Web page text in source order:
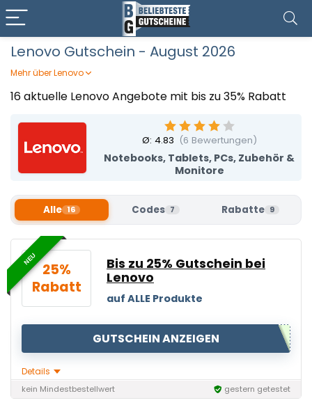
Lenovo Gutschein - August 2026
Mehr über Lenovo
Innovative Technik und herausragende Leistung – bei
Lenovo entdeckt ihr eine breite Palette an High-End-
Geräten! Vom ultradünnen Laptop über leistungsstarke
PCs bis hin zu flexiblen Tablets bietet der Shop moderne
Lösungen für Arbeit, Gaming und Unterhaltung. Auch
hochwertiges Zubehör und smarte Technologien sind Teil
des Sortiments. Sichert euch jetzt einen Lenovo Gutschein
Technik zu unschlagbaren Preisen!
16 aktuelle Lenovo Angebote mit bis zu 35% Rabatt
Notebooks, Tablets, PCs, Zubehör &
Monitore
Ø: 4.83 (6 Bewertungen)
Alle 16 Codes 7 Rabatte 9
NEU
25%
Rabatt
Bis zu 25% Gutschein bei
Lenovo
auf ALLE Produkte
GUTSCHEIN ANZEIGEN
Details
kein Mindestbestellwert gestern getestet